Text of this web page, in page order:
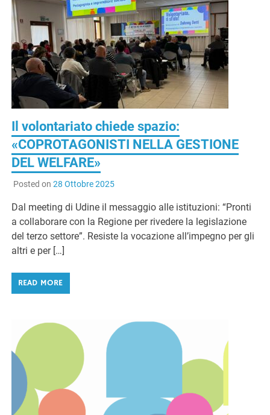
Il volontariato chiede spazio:
«COPROTAGONISTI NELLA GESTIONE
DEL WELFARE»
Posted on 28 Ottobre 2025
Dal meeting di Udine il messaggio alle istituzioni: “Pronti
a collaborare con la Regione per rivedere la legislazione
del terzo settore”. Resiste la vocazione all’impegno per gli
altri e per […]
READ MORE